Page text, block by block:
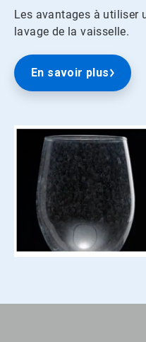
Les avantages à utiliser
lavage de la vaisselle.
En savoir plus